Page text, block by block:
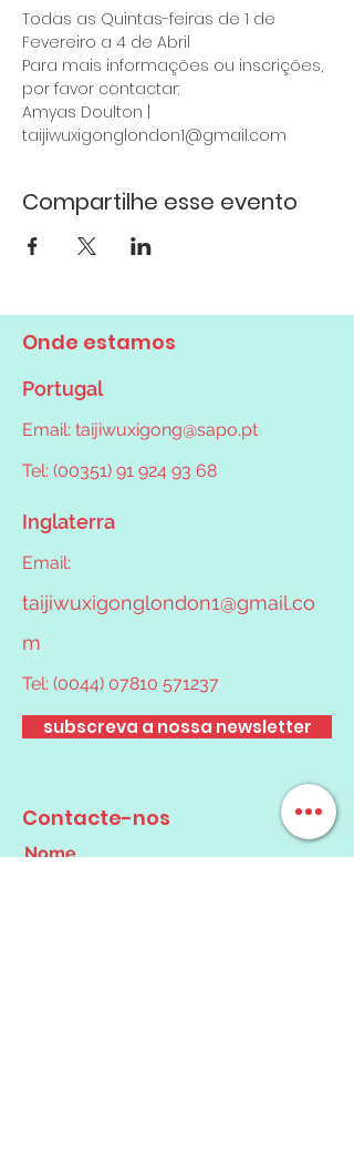
Todas as Quintas-feiras de 1 de
Fevereiro a 4 de Abril
Para mais informações ou inscrições,
por favor contactar:
Amyas Doulton |
taijiwuxigonglondon1@gmail.com
Compartilhe esse evento
Onde estamos
Portugal
Email: taijiwuxigong@sapo.pt
Tel: (00351) 91 924 93 68
Inglaterra
Email:
taijiwuxigonglondon1@gmail.co
m
Tel: (0044) 07810 571237
subscreva a nossa newsletter
Contacte-nos
Nome